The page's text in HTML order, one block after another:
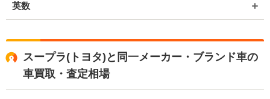
英数
スープラ(トヨタ)と同一メーカー・ブランド車の
車買取・査定相場